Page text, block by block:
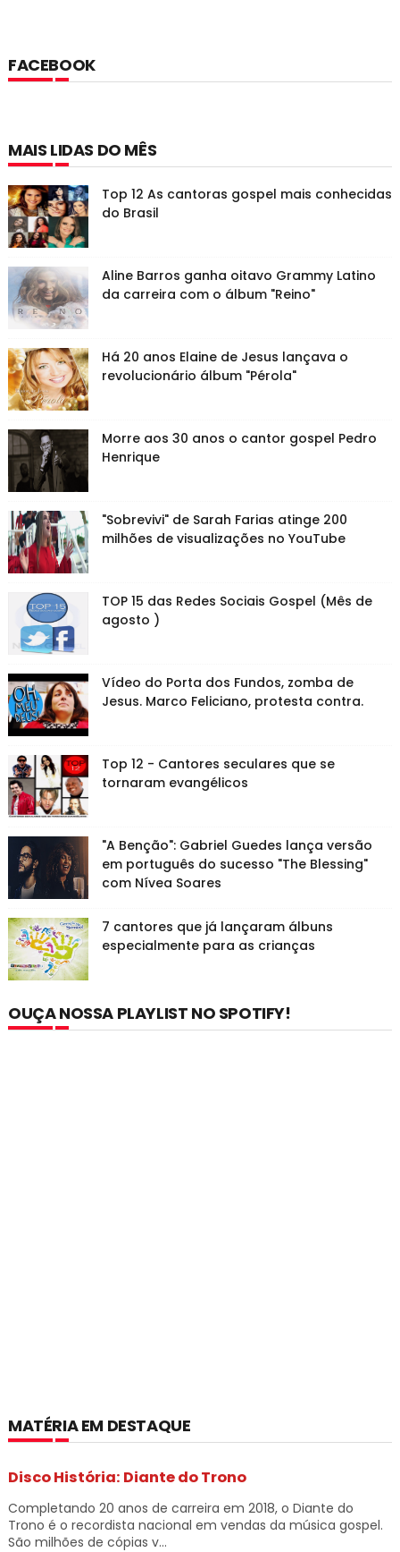
FACEBOOK
MAIS LIDAS DO MÊS
Top 12 As cantoras gospel mais conhecidas
do Brasil
Aline Barros ganha oitavo Grammy Latino
da carreira com o álbum "Reino"
Há 20 anos Elaine de Jesus lançava o
revolucionário álbum "Pérola"
Morre aos 30 anos o cantor gospel Pedro
Henrique
"Sobrevivi" de Sarah Farias atinge 200
milhões de visualizações no YouTube
TOP 15 das Redes Sociais Gospel (Mês de
agosto )
Vídeo do Porta dos Fundos, zomba de
Jesus. Marco Feliciano, protesta contra.
Top 12 - Cantores seculares que se
tornaram evangélicos
"A Benção": Gabriel Guedes lança versão
em português do sucesso "The Blessing"
com Nívea Soares
7 cantores que já lançaram álbuns
especialmente para as crianças
OUÇA NOSSA PLAYLIST NO SPOTIFY!
MATÉRIA EM DESTAQUE
Disco História: Diante do Trono
Completando 20 anos de carreira em 2018, o Diante do
Trono é o recordista nacional em vendas da música gospel.
São milhões de cópias v...